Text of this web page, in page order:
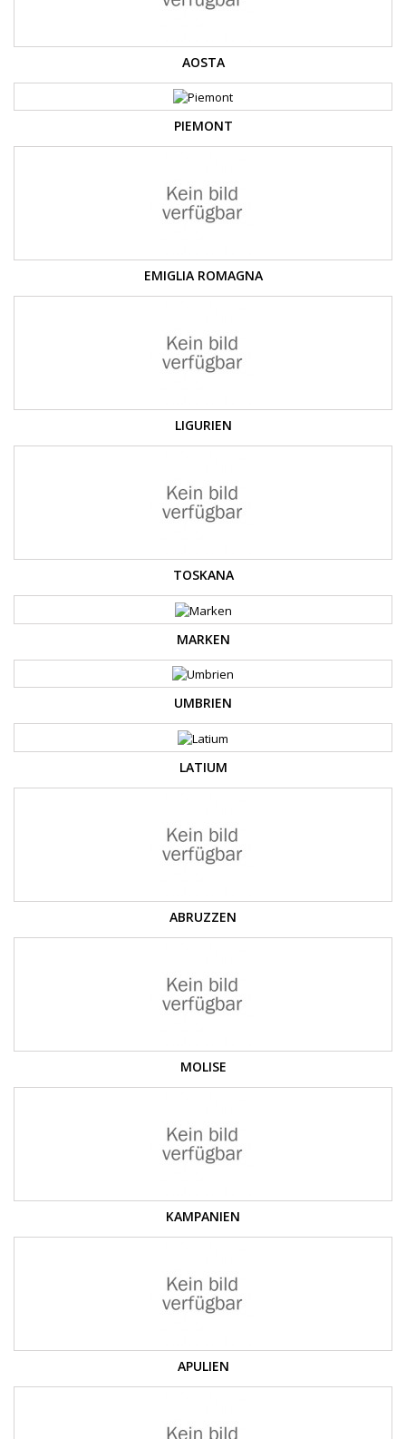
AOSTA
PIEMONT
EMIGLIA ROMAGNA
LIGURIEN
TOSKANA
MARKEN
UMBRIEN
LATIUM
ABRUZZEN
MOLISE
KAMPANIEN
APULIEN